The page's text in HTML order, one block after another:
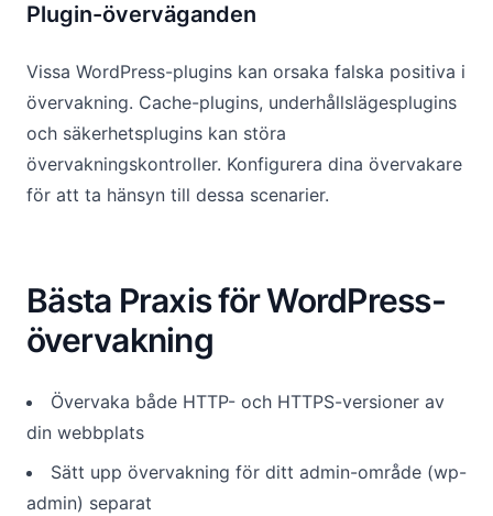
Plugin-överväganden
Vissa WordPress-plugins kan orsaka falska positiva i
övervakning. Cache-plugins, underhållslägesplugins
och säkerhetsplugins kan störa
övervakningskontroller. Konfigurera dina övervakare
för att ta hänsyn till dessa scenarier.
Bästa Praxis för WordPress-
övervakning
Övervaka både HTTP- och HTTPS-versioner av
din webbplats
Sätt upp övervakning för ditt admin-område (wp-
admin) separat